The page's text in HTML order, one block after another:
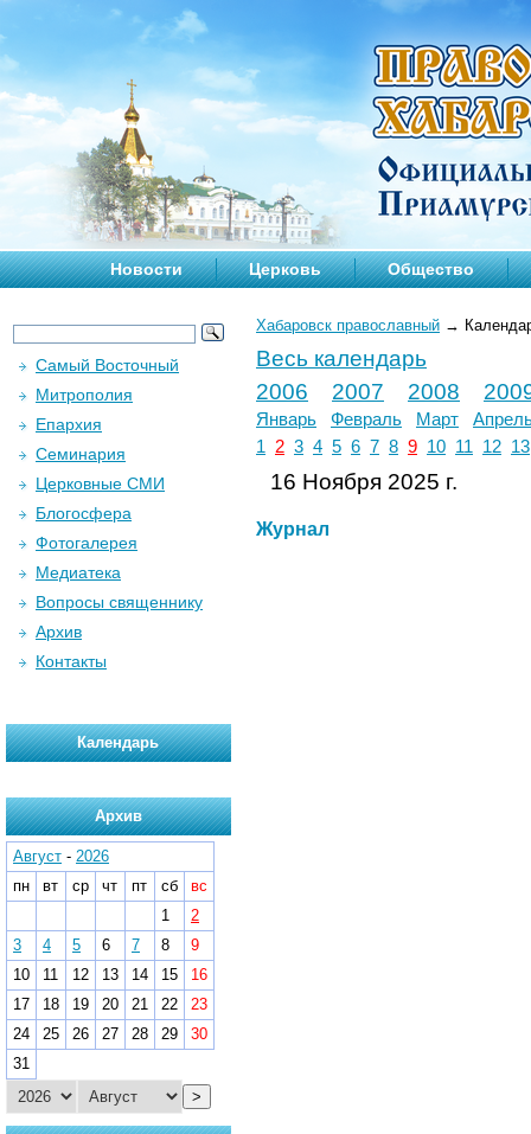
Новости Церковь Общество
Хабаровск православный →
Весь календарь
2006
2007 2008
Январь Февраль Март
1
2 3 4 5 6 7 8 9 10 11 12 13
16 Ноября 2025 г.
Журнал
Самый Восточный
Митрополия
Епархия
Семинария
Церковные СМИ
Блогосфера
Фотогалерея
Медиатека
Вопросы священнику
Архив
Контакты
Календарь
Архив
Август - 2026
пн
вт ср чт пт сб
вс
1
2
3
4 5 6 7 8
9
10
11 12 13 14 15
16
17
18 19 20 21 22
23
24
25 26 27 28 29
30
31
>